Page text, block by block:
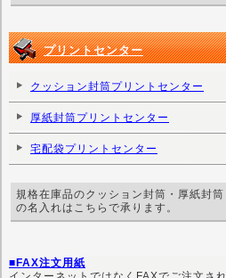
プリントセンター
クッション封筒プリントセンター
厚紙封筒プリントセンター
宅配袋プリントセンター
規格在庫品のクッション封筒・厚紙封筒
の名入れはこちらで承ります。
■FAX注文用紙